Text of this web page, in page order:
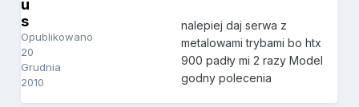
u
s
Opublikowano
20
Grudnia
2010
nalepiej daj serwa z
metalowami trybami bo htx
900 padły mi 2 razy Model
godny polecenia